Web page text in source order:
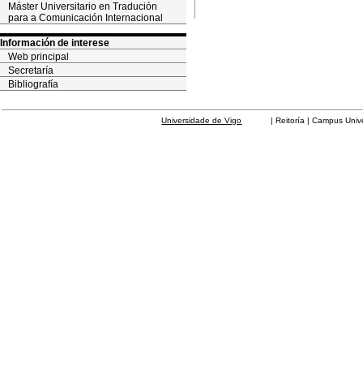
Máster Universitario en Tradución
para a Comunicación Internacional
Información de interese
Web principal
Secretaría
Bibliografía
Universidade de Vigo | Reitoría | Campus